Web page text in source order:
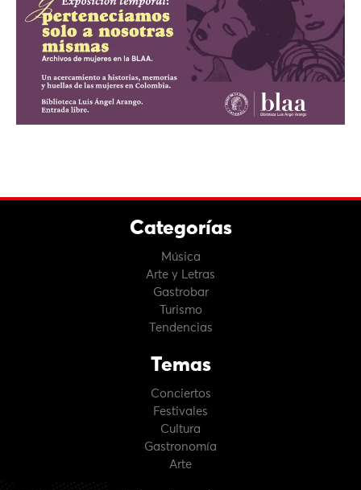
Categorías
Música
Arte y Letras
Gastrobar
Turismo
Tendencias
Temas
Conciertos
Festivales
Cultura
Gastronomía
Arte